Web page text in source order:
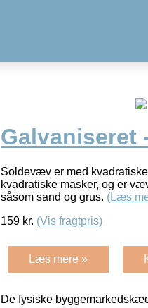
Galvaniseret
Soldevæv er med
kvadratiske masker, og er
såsom sand og grus. (Læs
159 kr. (Vis fragtpris)
Læs mere »
De fysiske